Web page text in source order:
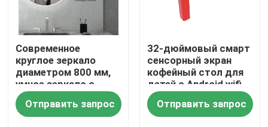
Современное
круглое зеркало
диаметром 800 мм,
умное зеркало с
21,5-дюймовым
телевизором,
подсветкой,
Отправить запрос
32-дюймовый смарт
сенсорный экран
кофейный стол для
детей с Android wifi
Отправить запрос